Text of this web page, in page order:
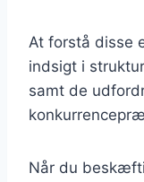
At forstå disse
indsigt i
samt de
Når du